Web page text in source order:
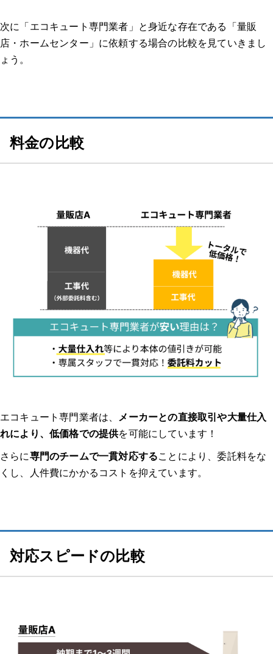
パナソニック
コロナ
エコキュートを交換するサインやタイミング
【動画で解説】「エコキュートを安く買う方法」を端的にまとめまし
エコキュート交換・修理の流れ
2.ヒアリング・日程調整
3.現地調査
5.交換・修理
エコキュート交換のよくある質問
次に「エコキュート専門業者」と身近な存在である「量販
店・ホームセンター」に依頼する場合の比較を見ていきまし
ょう。
料金の比較
エコキュート専門業者は、
メーカーとの直接取引や大量仕入
れにより、低価格での提供を可能にしています！
さらに専門のチームで一貫対応することにより、委託料をな
くし、人件費にかかるコストを抑えています。
対応スピードの比較